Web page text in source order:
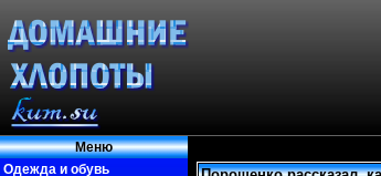
Меню
Одежда и обувь